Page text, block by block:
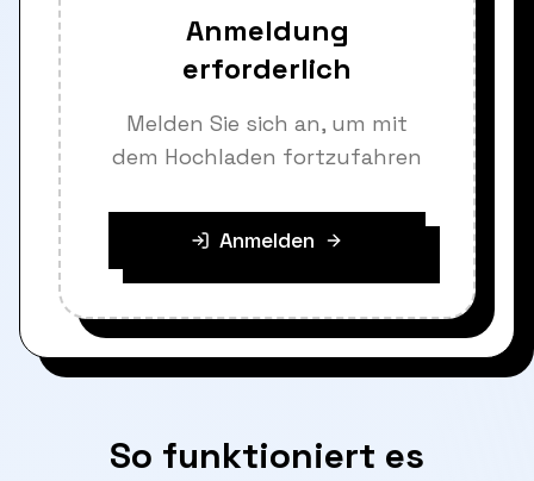
Anmeldung
erforderlich
Melden Sie sich an, um mit
dem Hochladen fortzufahren
Anmelden
So funktioniert es